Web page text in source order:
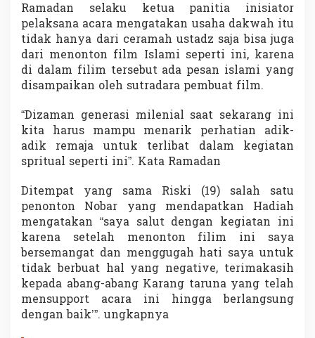
Ramadan selaku ketua panitia inisiator
pelaksana acara mengatakan usaha dakwah itu
tidak hanya dari ceramah ustadz saja bisa juga
dari menonton film Islami seperti ini, karena
di dalam filim tersebut ada pesan islami yang
disampaikan oleh sutradara pembuat film.
“Dizaman generasi milenial saat sekarang ini
kita harus mampu menarik perhatian adik-
adik remaja untuk terlibat dalam kegiatan
spritual seperti ini”. Kata Ramadan
Ditempat yang sama Riski (19) salah satu
penonton Nobar yang mendapatkan Hadiah
mengatakan “saya salut dengan kegiatan ini
karena setelah menonton filim ini saya
bersemangat dan menggugah hati saya untuk
tidak berbuat hal yang negative, terimakasih
kepada abang-abang Karang taruna yang telah
mensupport acara ini hingga berlangsung
dengan baik’”. ungkapnya